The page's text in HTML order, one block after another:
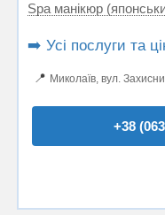
Spa манікюр
➡️ Усі послуги та
📍 Миколаїв, вул.
+38